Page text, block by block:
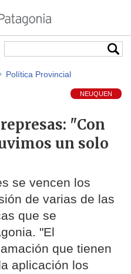
Política Provincial
NEUQUEN
"Con
un solo
se vencen los
de varias de las
que se
"El
que tienen
aplicación los